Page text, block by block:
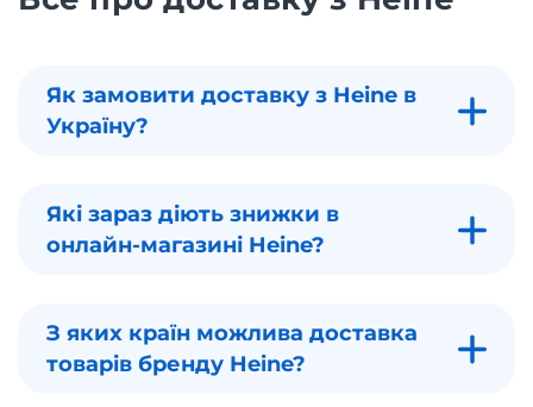
Як замовити доставку з Heine в
Україну?
Які зараз діють знижки в
онлайн-магазині Heine?
З яких країн можлива доставка
товарів бренду Heine?